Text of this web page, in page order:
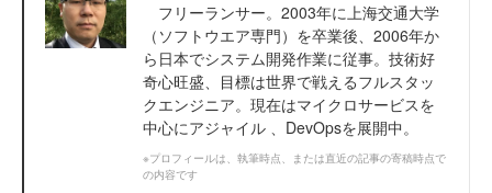
フリーランサー。2003年に上海交通大学
（ソフトウエア専門）を卒業後、2006年か
ら日本でシステム開発作業に従事。技術好
奇心旺盛、目標は世界で戦えるフルスタッ
クエンジニア。現在はマイクロサービスを
中心にアジャイル 、DevOpsを展開中。
※プロフィールは、執筆時点、または直近の記事の寄稿時点で
の内容です